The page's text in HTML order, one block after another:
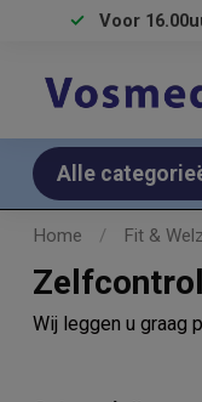
Voor
Alle
Home / Fit &
Wij leggen u graag